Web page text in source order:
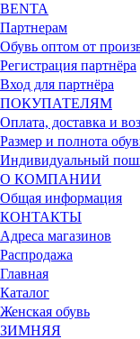
BENTA
Партнерам
Обувь оптом от
Регистрация партнёра
Вход для партнёра
ПОКУПАТЕЛЯМ
Оплата, доставка и
Размер и полнота
Индивидуальный
О КОМПАНИИ
Общая информация
КОНТАКТЫ
Адреса магазинов
Распродажа
Главная
Каталог
Женская обувь
ЗИМНЯЯ